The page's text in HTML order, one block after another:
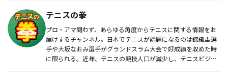
テニスの拳
プロ・アマ問わず、あらゆる角度からテニスに関する情報をお
届けするチャンネル。日本でテニスが話題になるのは錦織圭選
手や大坂なおみ選手がグランドスラム大会で好成績を収めた時
に限られる。近年、テニスの競技人口が減少し、テニスビジネ